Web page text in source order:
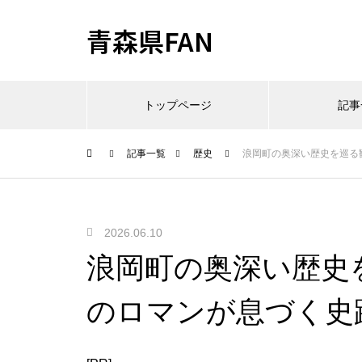
青森県FAN
トップページ 記
記事一覧 歴史 浪岡町の奥深い歴史を巡る
2026.06.10
浪岡町の奥深い歴
のロマンが息づく史